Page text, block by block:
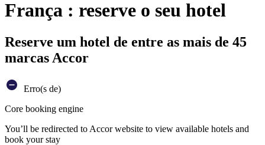
França : reserve o seu hotel
Reserve um hotel de entre as mais de 45
marcas Accor
Erro(s de)
Core booking engine
You’ll be redirected to Accor website to view available hotels and
book your stay